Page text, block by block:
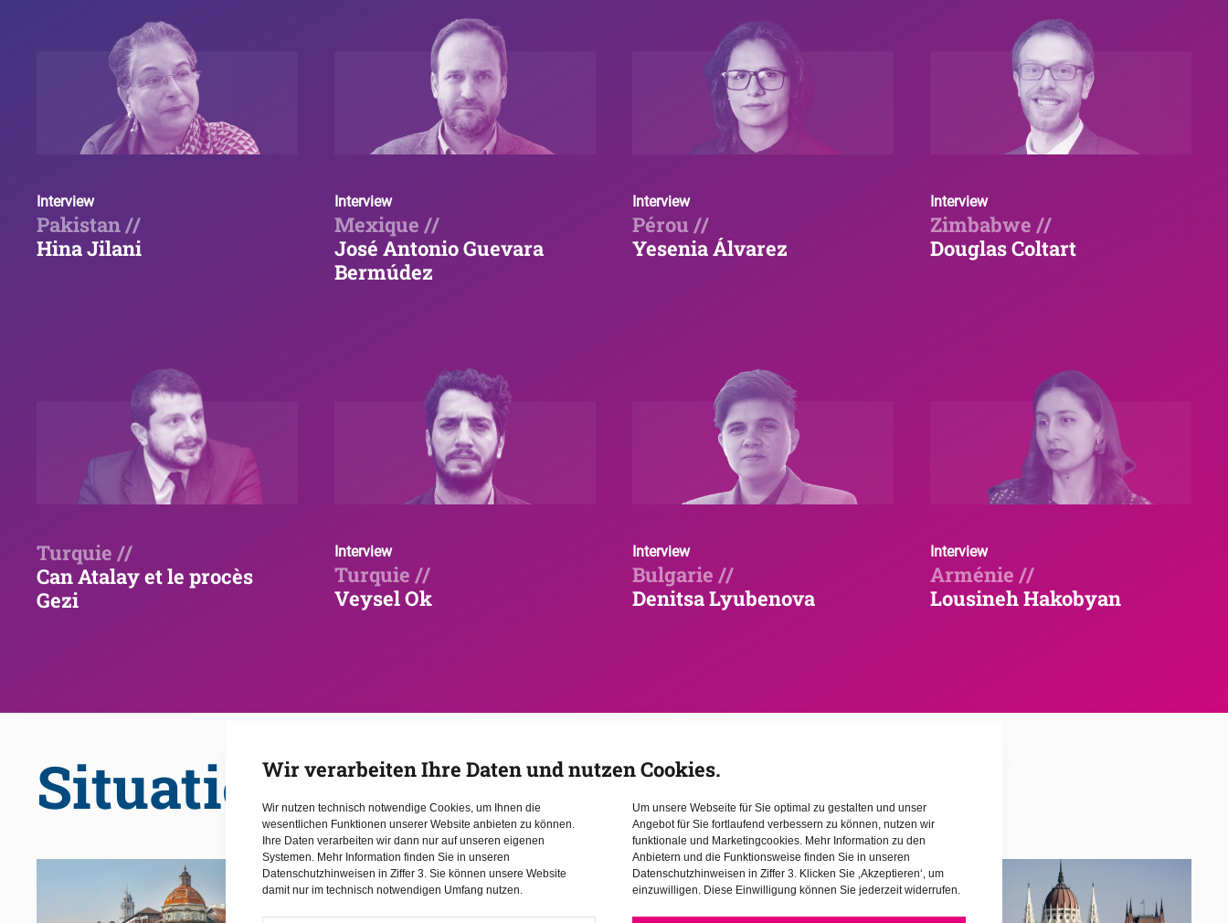
Interview
Pakistan //
Hina Jilani
Interview
Mexique //
José Antonio Guevara
Bermúdez
Interview
Pérou //
Yesenia Álvarez
Interview
Zimbabwe //
Douglas Coltart
Turquie //
Can Atalay et le procès
Gezi
Interview
Turquie //
Veysel Ok
Interview
Bulgarie //
Denitsa Lyubenova
Interview
Arménie //
Lousineh Hakobyan
Situation des droits de l’homme
Wir verarbeiten Ihre Daten und nutzen Cookies.
Wir nutzen technisch notwendige Cookies, um Ihnen die
wesentlichen Funktionen unserer Website anbieten zu können.
Ihre Daten verarbeiten wir dann nur auf unseren eigenen
Systemen. Mehr Information finden Sie in unseren
Datenschutzhinweisen in Ziffer 3. Sie können unsere Website
damit nur im technisch notwendigen Umfang nutzen.
Um unsere Webseite für Sie optimal zu gestalten und unser
Angebot für Sie fortlaufend verbessern zu können, nutzen wir
funktionale und Marketingcookies. Mehr Information zu den
Anbietern und die Funktionsweise finden Sie in unseren
Datenschutzhinweisen in Ziffer 3. Klicken Sie ‚Akzeptieren‘, um
einzuwilligen. Diese Einwilligung können Sie jederzeit widerrufen.